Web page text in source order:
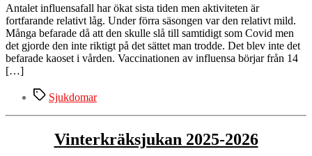
Antalet influensafall har ökat sista tiden men aktiviteten är
fortfarande relativt låg. Under förra säsongen var den relativt mild.
Många befarade då att den skulle slå till samtidigt som Covid men
det gjorde den inte riktigt på det sättet man trodde. Det blev inte det
befarade kaoset i vården. Vaccinationen av influensa börjar från 14
[…]
Etiketter
Sjukdomar
Vinterkräksjukan 2025-2026